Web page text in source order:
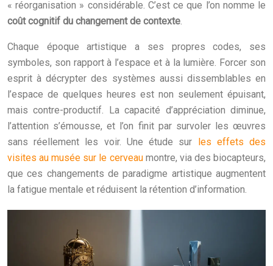
« réorganisation » considérable. C’est ce que l’on nomme le
coût cognitif du changement de contexte.
Chaque époque artistique a ses propres codes, ses
symboles, son rapport à l’espace et à la lumière. Forcer son
esprit à décrypter des systèmes aussi dissemblables en
l’espace de quelques heures est non seulement épuisant,
mais contre-productif. La capacité d’appréciation diminue,
l’attention s’émousse, et l’on finit par survoler les œuvres
sans réellement les voir. Une étude sur
les effets des
visites au musée sur le cerveaumontre, via des biocapteurs,
que ces changements de paradigme artistique augmentent
la fatigue mentale et réduisent la rétention d’information.